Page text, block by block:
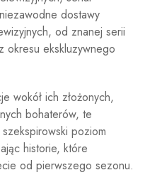
dostawy
od znanej serii
okresu ekskluzywnego
wokół ich złożonych,
bohaterów, te
poziom
historie, które
od pierwszego sezonu.